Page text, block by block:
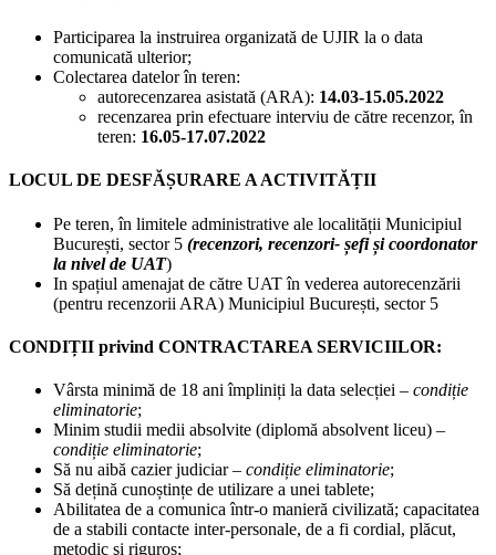
Participarea la instruirea organizată de UJIR la o data
comunicată ulterior;
Colectarea datelor în teren:
autorecenzarea asistată (ARA): 14.03-15.05.2022
recenzarea prin efectuare interviu de către recenzor, în
teren: 16.05-17.07.2022
LOCUL DE DESFĂȘURARE A ACTIVITĂȚII
Pe teren, în limitele administrative ale localității Municipiul
București, sector 5 (recenzori, recenzori- șefi și coordonator
la nivel de UAT)
In spațiul amenajat de către UAT în vederea autorecenzării
(pentru recenzorii ARA) Municipiul București, sector 5
CONDIȚII privind CONTRACTAREA SERVICIILOR:
Vârsta minimă de 18 ani împliniți la data selecției – condiție
eliminatorie;
Minim studii medii absolvite (diplomă absolvent liceu) –
condiție eliminatorie;
Să nu aibă cazier judiciar – condiție eliminatorie;
Să dețină cunoștințe de utilizare a unei tablete;
Abilitatea de a comunica într-o manieră civilizată; capacitatea
de a stabili contacte inter-personale, de a fi cordial, plăcut,
metodic şi riguros;